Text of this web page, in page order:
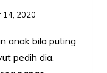
14, 2020
anak bila puting
pedih dia.